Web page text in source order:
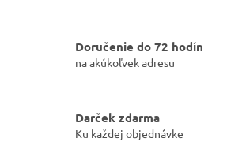
Doručenie do 72 hodín
na akúkoľvek adresu
Darček zdarma
Ku každej objednávke